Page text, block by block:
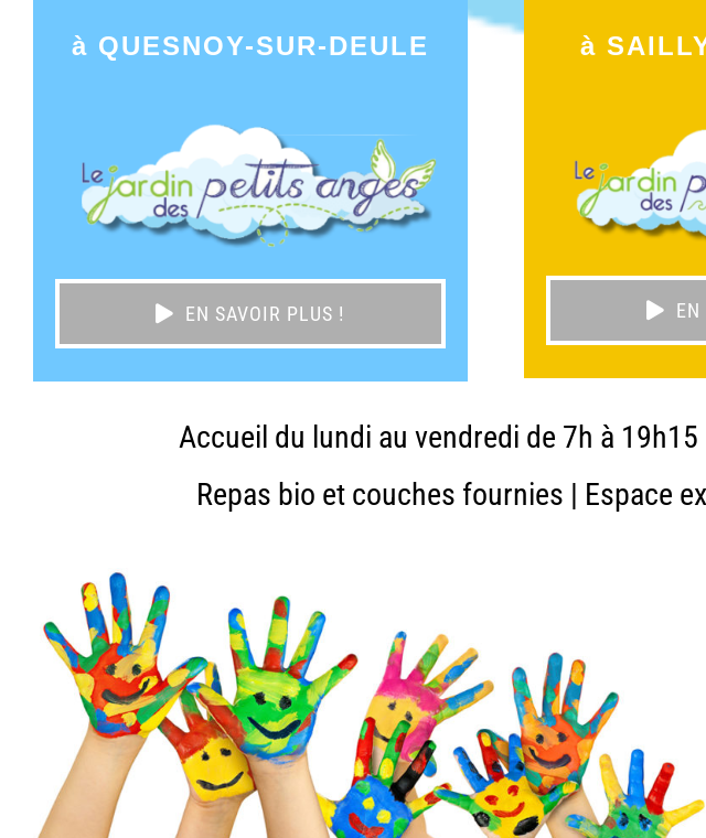
à QUESNOY-SUR-DEULE
EN SAVOIR PLUS !
à
EN
Accueil du lundi au vendredi de 7h à
Repas bio et couches fournies | Espace